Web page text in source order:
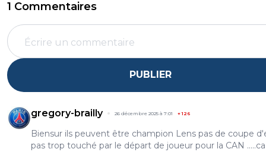
1 Commentaires
PUBLIER
gregory-brailly 26 décembre 2025 à 7:01 +126
Biensur ils peuvent être champion Lens pas de coupe
pas trop touché par le départ de joueur pour la CAN